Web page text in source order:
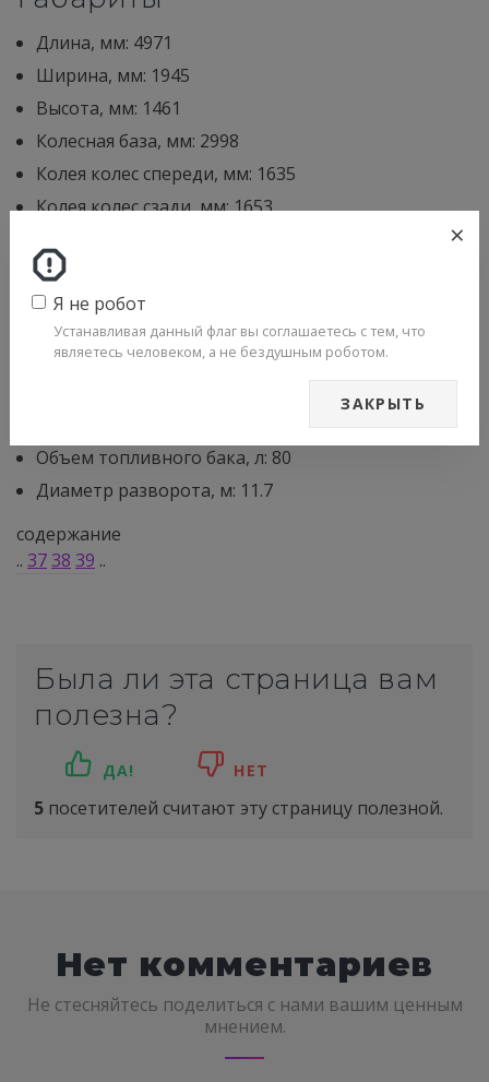
Длина, мм: 4971
Ширина, мм: 1945
Высота, мм: 1461
Колесная база, мм: 2998
Колея колес спереди, мм: 1635
Колея колес сзади, мм: 1653
Прочее
Количество мест: 5
Размер шин: 235/50 R18
Объем топливного бака, л: 80
Диаметр разворота, м: 11.7
содержание
.. 3738 39 ..
Была ли эта страница вам
полезна?
ДА! НЕТ
5 посетителей считают эту страницу полезной.
Нет комментариев
Не стесняйтесь поделиться с нами вашим ценным
мнением.
×
Я не робот
Устанавливая данный флаг вы соглашаетесь с тем, что
являетесь человеком, а не бездушным роботом.
ЗАКРЫТЬ